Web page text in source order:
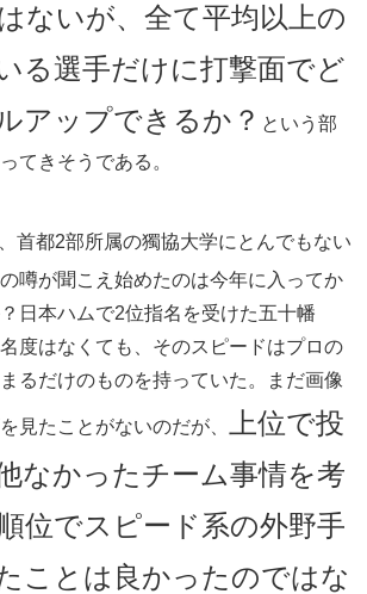
ないが、全て平均以上の
る選手だけに打撃面でど
アップできるか？ という部
てきそうである。
首都2部所属の獨協大学にとんでもない
噂が聞こえ始めたのは今年に入ってか
日本ハムで2位指名を受けた五十幡
名度はなくても、そのスピードはプロの
るだけのものを持っていた。まだ画像
見たことがないのだが、
上位で投
なかったチーム事情を考
位でスピード系の外野手
ことは良かったのではな